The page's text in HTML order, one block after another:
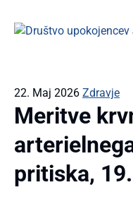
22. Maj 2026 Zdravje
Meritve
pritiska,